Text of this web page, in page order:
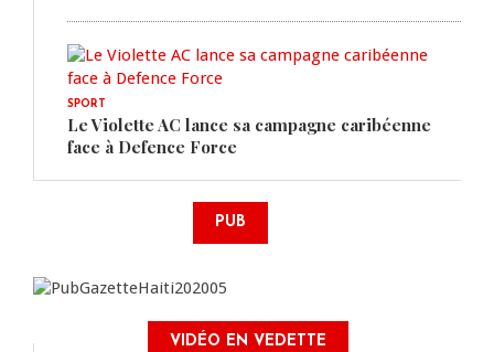
SPORT
Le Violette AC lance sa campagne caribéenne
face à Defence Force
PUB
VIDÉO EN VEDETTE